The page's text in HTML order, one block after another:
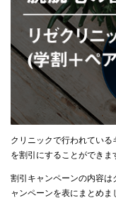
クリニックで行われてい
を割引にすることができま
割引キャンペーンの内容
ャンペーンを表にまとめま